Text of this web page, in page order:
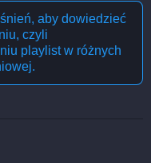
aby dowiedzieć
czyli
playlist w różnych
.